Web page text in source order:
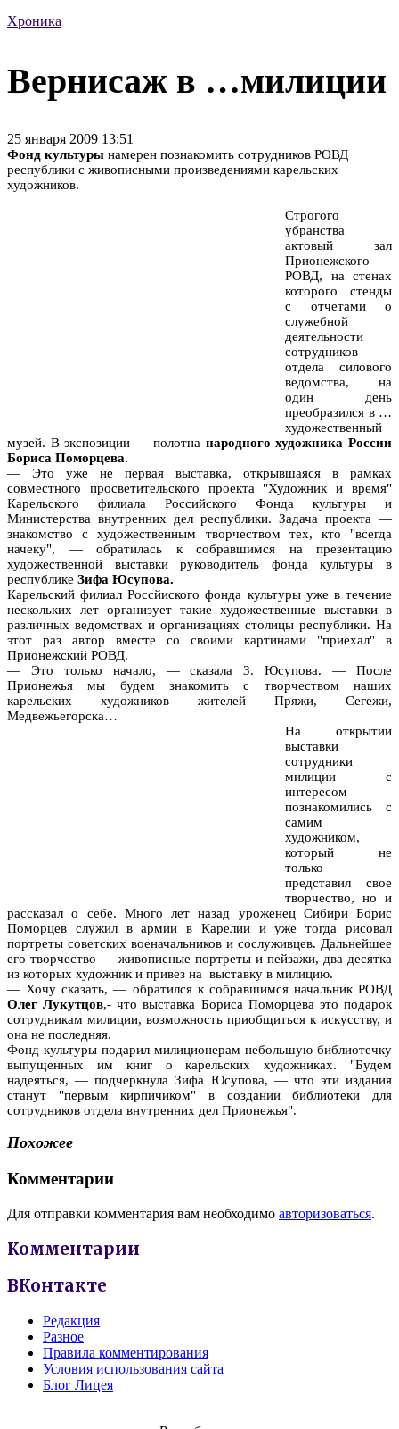
Хроника
Вернисаж в …милиции
25 января 2009 13:51
Фонд культуры намерен познакомить сотрудников РОВД
республики с живописными произведениями карельских
художников.
Строгого
убранства
актовый зал
Прионежского
РОВД, на стенах
которого стенды
с отчетами о
служебной
деятельности
сотрудников
отдела силового
ведомства, на
один день
преобразился в …
художественный
музей. В экспозиции — полотна народного художника России
Бориса Поморцева.
— Это уже не первая выставка, открывшаяся в рамках
совместного просветительского проекта "Художник и время"
Карельского филиала Российского Фонда культуры и
Министерства внутренних дел республики. Задача проекта —
знакомство с художественным творчеством тех, кто "всегда
начеку", — обратилась к собравшимся на презентацию
художественной выставки руководитель фонда культуры в
республике Зифа Юсупова.
Карельский филиал Россйиского фонда культуры уже в течение
нескольких лет организует такие художественные выставки в
различных ведомствах и организациях столицы республики. На
этот раз автор вместе со своими картинами "приехал" в
Прионежский РОВД.
— Это только начало, — сказала З. Юсупова. — После
Прионежья мы будем знакомить с творчеством наших
карельских художников жителей Пряжи, Сегежи,
Медвежьегорска…
На открытии
выставки
сотрудники
милиции с
интересом
познакомились с
самим
художником,
который не
только
представил свое
творчество, но и
рассказал о себе. Много лет назад уроженец Сибири Борис
Поморцев служил в армии в Карелии и уже тогда рисовал
портреты советских военачальников и сослуживцев. Дальнейшее
его творчество — живописные портреты и пейзажи, два десятка
из которых художник и привез на выставку в милицию.
— Хочу сказать, — обратился к собравшимся начальник РОВД
Олег Лукутцов,- что выставка Бориса Поморцева это подарок
сотрудникам милиции, возможность приобщиться к искусству, и
она не последняя.
Фонд культуры подарил милиционерам небольшую библиотечку
выпущенных им книг о карельских художниках. "Будем
надеяться, — подчеркнула Зифа Юсупова, — что эти издания
станут "первым кирпичиком" в создании библиотеки для
сотрудников отдела внутренних дел Прионежья".
Похожее
Комментарии
Для отправки комментария вам необходимо авторизоваться.
Комментарии
ВКонтакте
Редакция
Разное
Правила комментирования
Условия использования сайта
Блог Лицея